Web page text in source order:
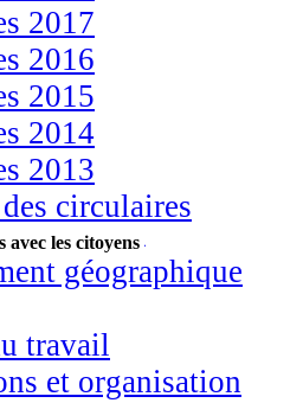
2017
2016
2015
2014
2013
circulaires
les citoyens
géographique
travail
et organisation